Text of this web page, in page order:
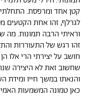
קטן אחד ומרפסת. התחלתי
לגרלף, זהו אחת הקטעים
וראיתי הרבה תמונות. מה
זהו רגש של התעוררות
חושב על יצירתי הרי אלו
שחשוב זאת לא היצירה
והנאתו במשך חייו
כאן טמונה המשמעות